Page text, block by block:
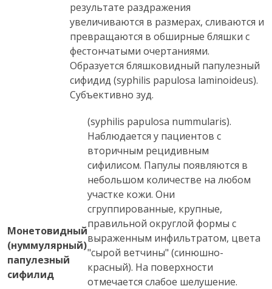
результате раздражения
увеличиваются в размерах, сливаются и
превращаются в обширные бляшки с
фестончатыми очертаниями.
Образуется бляшковидный папулезный
сифидид (syphilis papulosa laminoideus).
Субъективно зуд.
Монетовидный
(нуммулярный)
папулезный
сифилид
(syphilis papulosa nummularis).
Наблюдается у пациентов с
вторичным рецидивным
сифилисом. Папулы появляются в
небольшом количестве на любом
участке кожи. Они
сгруппированные, крупные,
правильной округлой формы с
выраженным инфильтратом, цвета
"сырой ветчины" (синюшно-
красный). На поверхности
отмечается слабое шелушение.